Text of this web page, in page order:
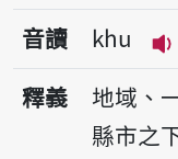
音讀
khu
釋義 地域、
縣市之